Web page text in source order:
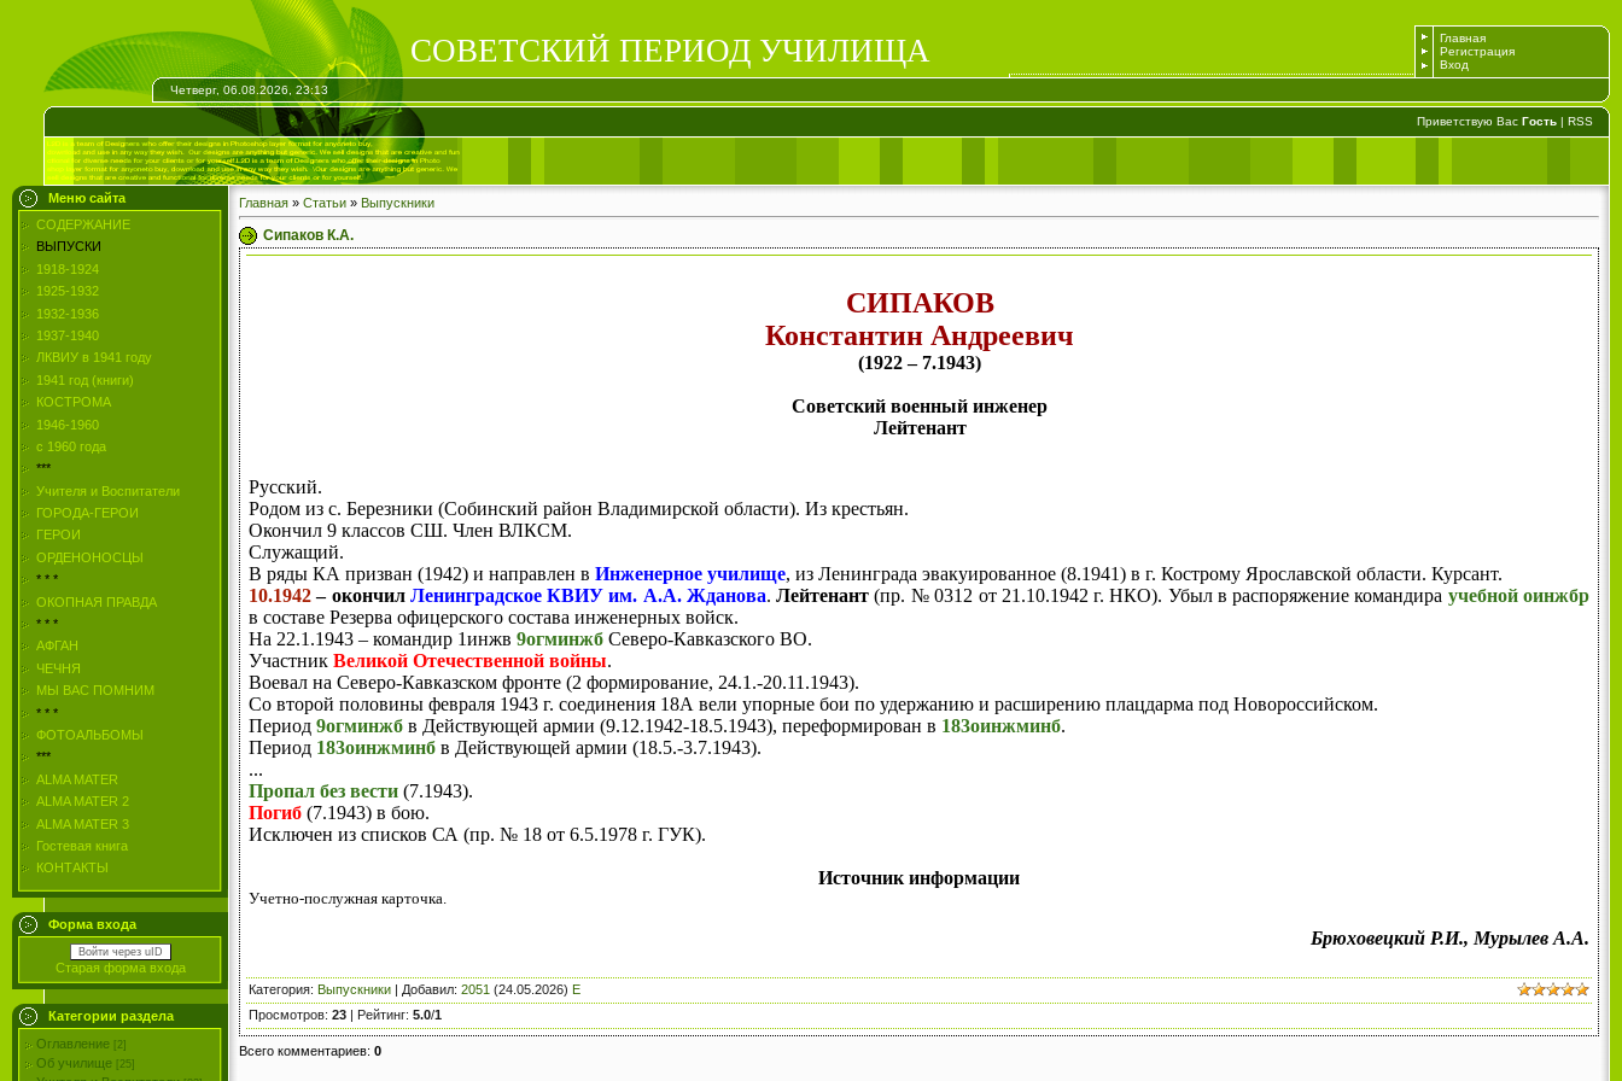
СОВЕТСКИЙ ПЕРИОД УЧИЛИЩА
Главная
Регистрация
Вход
Четверг, 06.08.2026, 23:13
Приветствую Вас Гость | RSS
Меню сайта
СОДЕРЖАНИЕ
ВЫПУСКИ
1918-1924
1925-1932
1932-1936
1937-1940
ЛКВИУ в 1941 году
1941 год (книги)
КОСТРОМА
1946-1960
с 1960 года
***
Учителя и Воспитатели
ГОРОДА-ГЕРОИ
ГЕРОИ
ОРДЕНОНОСЦЫ
* * *
ОКОПНАЯ ПРАВДА
* * *
АФГАН
ЧЕЧНЯ
МЫ ВАС ПОМНИМ
* * *
ФОТОАЛЬБОМЫ
***
ALMA MATER
ALMA MATER 2
ALMA MATER 3
Гостевая книга
КОНТАКТЫ
Форма входа
Войти через uID
Старая форма входа
Категории раздела
Оглавление
[2]
Об училище [25]
Главная » Статьи » Выпускники
Сипаков К.А.
СИПАКОВ
Константин Андреевич
(1922 – 7.1943)
Советский военный инженер
Лейтенант
Русский.
Родом из с. Березники (Собинский район Владимирской области). Из крестьян.
Окончил 9 классов СШ. Член ВЛКСМ.
Служащий.
В ряды КА призван (1942) и направлен в Инженерное училище, из Ленинграда эвакуированное (8.1941) в г. Кострому Ярославской области. Курсант.
10.1942– окончил Ленинградское КВИУ им. А.А. Жданова.Лейтенант (пр. № 0312 от 21.10.1942 г. НКО). Убыл в распоряжение командира учебной оинжбр
в составе Резерва офицерского состава инженерных войск.
На 22.1.1943 – командир 1инжв 9огминжб Северо-Кавказского ВО.
Участник Великой Отечественной войны.
Воевал на Северо-Кавказском фронте (2 формирование, 24.1.-20.11.1943).
Со второй половины февраля 1943 г. соединения 18А вели упорные бои по удержанию и расширению плацдарма под Новороссийском.
Период 9огминжб в Действующей армии (9.12.1942-18.5.1943), переформирован в 183оинжминб.
Период 183оинжминб в Действующей армии (18.5.-3.7.1943).
...
Пропал без вести (7.1943).
Погиб (7.1943) в бою.
Исключен из списков СА (пр. № 18 от 6.5.1978 г. ГУК).
Источник информации
Учетно-послужная карточка.
Брюховецкий Р.И., Мурылев А.А.
Категория: Выпускники | Добавил: 2051 (24.05.2026) E
Просмотров: 23 | Рейтинг: 5.0/1
Всего комментариев: 0